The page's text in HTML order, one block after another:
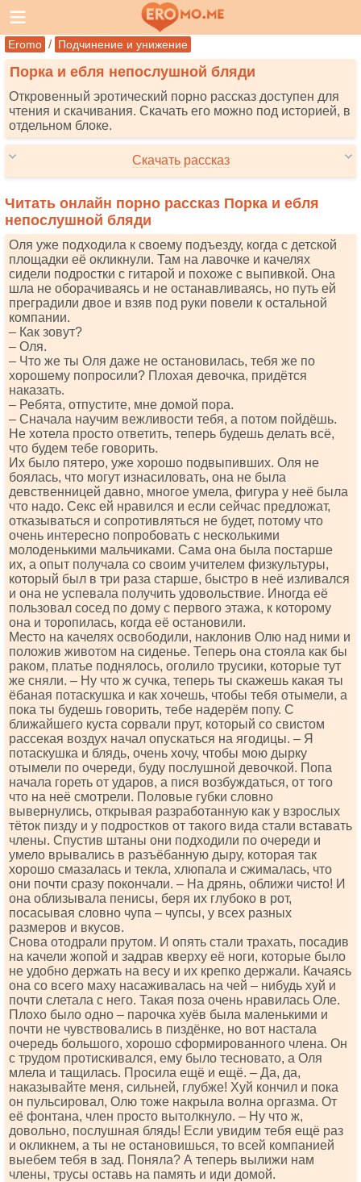
Eromo / Подчинение и унижение
Порка и ебля непослушной бляди
Откровенный эротический порно рассказ доступен для
чтения и скачивания. Скачать его можно под историей, в
отдельном блоке.
Скачать рассказ
Читать онлайн порно рассказ Порка и ебля
непослушной бляди
Оля уже подходила к своему подъезду, когда с детской
площадки её окликнули. Там на лавочке и качелях
сидели подростки с гитарой и похоже с выпивкой. Она
шла не оборачиваясь и не останавливаясь, но путь ей
преградили двое и взяв под руки повели к остальной
компании.
– Как зовут?
– Оля.
– Что же ты Оля даже не остановилась, тебя же по
хорошему попросили? Плохая девочка, придётся
наказать.
– Ребята, отпустите, мне домой пора.
– Сначала научим вежливости тебя, а потом пойдёшь.
Не хотела просто ответить, теперь будешь делать всё,
что будем тебе говорить.
Их было пятеро, уже хорошо подвыпивших. Оля не
боялась, что могут изнасиловать, она не была
девственницей давно, многое умела, фигура у неё была
что надо. Секс ей нравился и если сейчас предложат,
отказываться и сопротивляться не будет, потому что
очень интересно попробовать с несколькими
молоденькими мальчиками. Сама она была постарше
их, а опыт получала со своим учителем физкультуры,
который был в три раза старше, быстро в неё изливался
и она не успевала получить удовольствие. Иногда её
пользовал сосед по дому с первого этажа, к которому
она и торопилась, когда её остановили.
Место на качелях освободили, наклонив Олю над ними и
положив животом на сиденье. Теперь она стояла как бы
раком, платье поднялось, оголило трусики, которые тут
же сняли. – Ну что ж сучка, теперь ты скажешь какая ты
ёбаная потаскушка и как хочешь, чтобы тебя отымели, а
пока ты будешь говорить, тебе надерём попу. С
ближайшего куста сорвали прут, который со свистом
рассекая воздух начал опускаться на ягодицы. – Я
потаскушка и блядь, очень хочу, чтобы мою дырку
отымели по очереди, буду послушной девочкой. Попа
начала гореть от ударов, а пися возбуждаться, от того
что на неё смотрели. Половые губки словно
вывернулись, открывая разработанную как у взрослых
тёток пизду и у подростков от такого вида стали вставать
члены. Спустив штаны они подходили по очереди и
умело врывались в разъёбанную дыру, которая так
хорошо смазалась и текла, хлюпала и сжималась, что
они почти сразу покончали. – На дрянь, оближи чисто! И
она облизывала пенисы, беря их глубоко в рот,
посасывая словно чупа – чупсы, у всех разных
размеров и вкусов.
Снова отодрали прутом. И опять стали трахать, посадив
на качели жопой и задрав кверху её ноги, которые было
не удобно держать на весу и их крепко держали. Качаясь
она со всего маху насаживалась на чей – нибудь хуй и
почти слетала с него. Такая поза очень нравилась Оле.
Плохо было одно – парочка хуёв была маленькими и
почти не чувствовались в пиздёнке, но вот настала
очередь большого, хорошо сформированного члена. Он
с трудом протискивался, ему было тесновато, а Оля
млела и тащилась. Просила ещё и ещё. – Да, да,
наказывайте меня, сильней, глубже! Хуй кончил и пока
он пульсировал, Олю тоже накрыла волна оргазма. От
её фонтана, член просто вытолкнуло. – Ну что ж,
довольно, послушная блядь! Если увидим тебя ещё раз
и окликнем, а ты не остановишься, то всей компанией
выебем тебя в зад. Поняла? А теперь вылижи нам
члены, трусы оставь на память и иди домой.